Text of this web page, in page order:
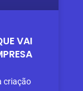
VAI
criação